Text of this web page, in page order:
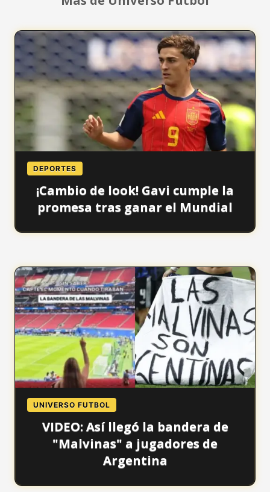
DEPORTES
¡Cambio de look! Gavi cumple la
promesa tras ganar el Mundial
UNIVERSO FUTBOL
VIDEO: Así llegó la bandera de
"Malvinas" a jugadores de
Argentina